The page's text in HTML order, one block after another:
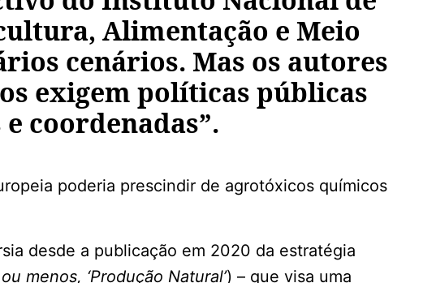
Alimentação e Meio
cenários. Mas os autores
exigem políticas públicas
coordenadas”.
poderia prescindir de agrotóxicos químicos
desde a publicação em 2020 da estratégia
menos, ‘Produção Natural’) – que visa uma